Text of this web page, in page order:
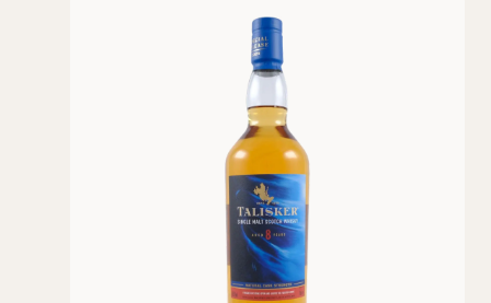
reifen, die seit dem 19. Jahrhundert aus
Portugal über den "Hafen des Königs"
importiert wurden. Auch Portwein wurde über
diesen Hafen gehandelt. Der Talisker Port
Ruighe soll ein Stück Vergangenheit